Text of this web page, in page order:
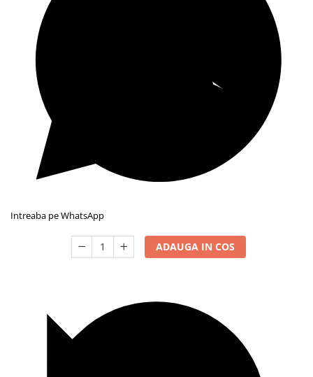
Intreaba pe WhatsApp
ADAUGA IN COS